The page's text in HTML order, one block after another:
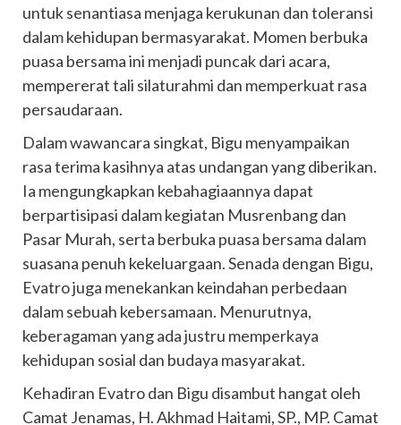
untuk senantiasa menjaga kerukunan dan toleransi
dalam kehidupan bermasyarakat. Momen berbuka
puasa bersama ini menjadi puncak dari acara,
mempererat tali silaturahmi dan memperkuat rasa
persaudaraan.
Dalam wawancara singkat, Bigu menyampaikan
rasa terima kasihnya atas undangan yang diberikan.
Ia mengungkapkan kebahagiaannya dapat
berpartisipasi dalam kegiatan Musrenbang dan
Pasar Murah, serta berbuka puasa bersama dalam
suasana penuh kekeluargaan. Senada dengan Bigu,
Evatro juga menekankan keindahan perbedaan
dalam sebuah kebersamaan. Menurutnya,
keberagaman yang ada justru memperkaya
kehidupan sosial dan budaya masyarakat.
Kehadiran Evatro dan Bigu disambut hangat oleh
Camat Jenamas, H. Akhmad Haitami, SP., MP. Camat